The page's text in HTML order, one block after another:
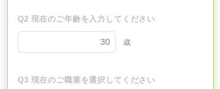
Q2 現在のご年齢を入力してください
歳
Q3 現在のご職業を選択してください